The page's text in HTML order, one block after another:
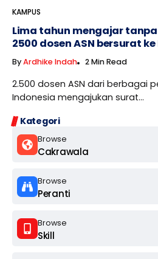
Kategori
Browse
Cakrawala
Browse
Peranti
Browse
Skill
KAMPUS
Lima tahun mengajar
2500 dosen ASN bersurat
ByArdhike Indah 2 Min Read
2.500 dosen ASN dari berbagai
Indonesia mengajukan surat...